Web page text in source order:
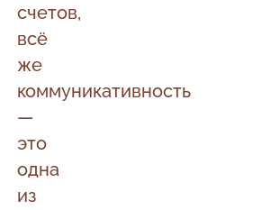
счетов,
всё
же
коммуникативность
—
это
одна
из